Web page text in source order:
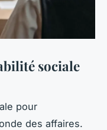
sociale
pour
des affaires.